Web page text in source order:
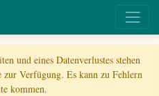
und eines Datenverlustes stehen
Verfügung. Es kann zu Fehlern
kommen.